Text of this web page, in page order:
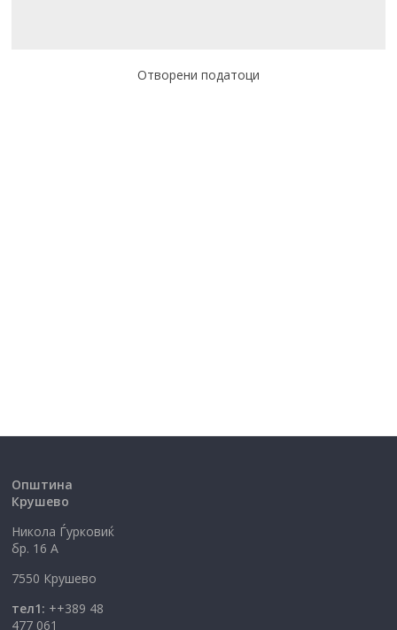
Отворени податоци
Општина
Крушево
Никола Ѓурковиќ
бр. 16 А
7550 Крушево
тел1: ++389 48
477 061